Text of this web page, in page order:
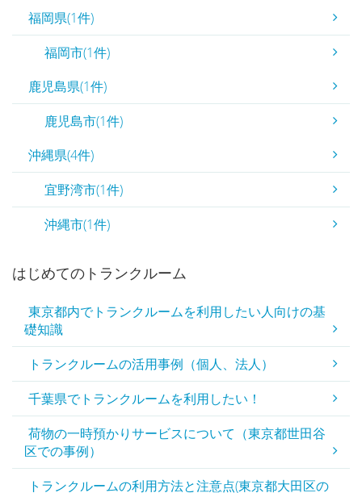
福岡県(1件)
福岡市(1件)
鹿児島県(1件)
鹿児島市(1件)
沖縄県(4件)
宜野湾市(1件)
沖縄市(1件)
はじめてのトランクルーム
東京都内でトランクルームを利用したい人向けの基
礎知識
トランクルームの活用事例（個人、法人）
千葉県でトランクルームを利用したい！
荷物の一時預かりサービスについて（東京都世田谷
区での事例）
トランクルームの利用方法と注意点(東京都大田区の